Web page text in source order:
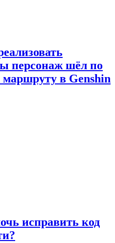
персонаж шёл по
маршруту в Genshin
исправить код